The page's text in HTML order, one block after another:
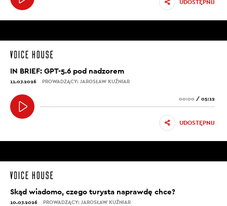
UDOSTĘPNIJ
IN BRIEF: GPT-5.6 pod nadzorem
11.07.2026 PROWADZĄCY: JAROSŁAW KUŹNIAR
00:00 / 05:12
UDOSTĘPNIJ
Skąd wiadomo, czego turysta naprawdę chce?
10.07.2026 PROWADZĄCY: JAROSŁAW KUŹNIAR